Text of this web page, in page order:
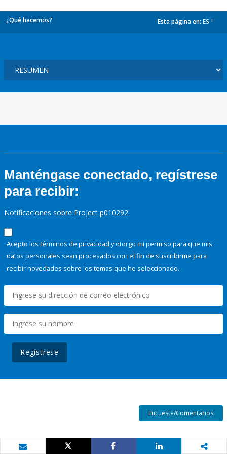
¿Qué hacemos? Esta página en: ES
Manténgase conectado, regístrese
para recibir:
Notificaciones sobre Project p010292
Acepto los términos de privacidad y otorgo mi permiso para que mis
datos personales sean procesados con el fin de suscribirme para
recibir novedades sobre los temas que he seleccionado.
Regístrese
Encuesta/Comentarios